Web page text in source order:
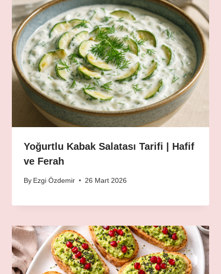
Yoğurtlu Kabak Salatası Tarifi | Hafif
ve Ferah
By Ezgi Özdemir 26 Mart 2026